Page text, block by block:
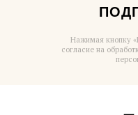
Нажимая кнопку
согласие на